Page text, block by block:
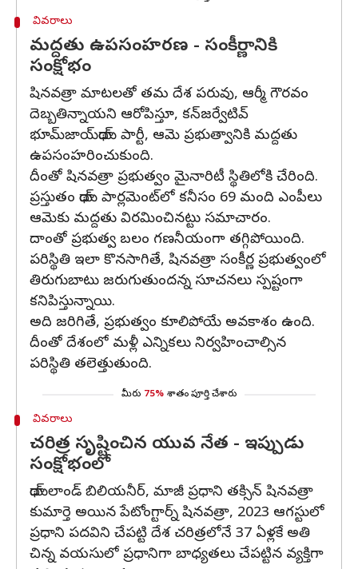
వివరాలు
మద్దతు ఉపసంహరణ - సంకీర్ణానికి
సంక్షోభం
షినవత్రా మాటలతో తమ దేశ పరువు, ఆర్మీ గౌరవం
దెబ్బతిన్నాయని ఆరోపిస్తూ, కన్‌జర్వేటివ్
భూమ్‌జాయ్‌థాయ్‌ పార్టీ, ఆమె ప్రభుత్వానికి మద్దతు
ఉపసంహరించుకుంది.
దీంతో షినవత్రా ప్రభుత్వం మైనారిటీ స్థితిలోకి చేరింది.
ప్రస్తుతం థాయ్ పార్లమెంట్‌లో కనీసం 69 మంది ఎంపీలు
ఆమెకు మద్దతు విరమించినట్టు సమాచారం.
దాంతో ప్రభుత్వ బలం గణనీయంగా తగ్గిపోయింది.
పరిస్థితి ఇలా కొనసాగితే, షినవత్రా సంకీర్ణ ప్రభుత్వంలో
తిరుగుబాటు జరుగుతుందన్న సూచనలు స్పష్టంగా
కనిపిస్తున్నాయి.
అది జరిగితే, ప్రభుత్వం కూలిపోయే అవకాశం ఉంది.
దీంతో దేశంలో మళ్లీ ఎన్నికలు నిర్వహించాల్సిన
పరిస్థితి తలెత్తుతుంది.
మీరు 75% శాతం పూర్తి చేశారు
వివరాలు
చరిత్ర సృష్టించిన యువ నేత - ఇప్పుడు
సంక్షోభంలో
థాయ్‌లాండ్‌ బిలియనీర్‌, మాజీ ప్రధాని తక్సిన్‌ షినవత్రా
కుమార్తె అయిన పేటోంగ్టార్న్ షినవత్రా, 2023 ఆగస్టులో
ప్రధాని పదవిని చేపట్టి దేశ చరిత్రలోనే 37 ఏళ్లకే అతి
చిన్న వయసులో ప్రధానిగా బాధ్యతలు చేపట్టిన వ్యక్తిగా